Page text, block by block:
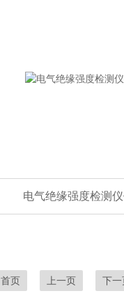
电气绝缘强度检测
首页 上一页 下一